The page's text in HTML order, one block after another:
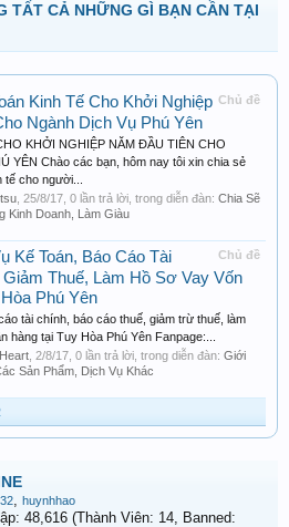
TẤT CẢ NHỮNG GÌ BẠN CẦN TẠI
Chủ đề
Kinh Tế Cho Khởi Nghiệp
Ngành Dịch Vụ Phú Yên
KHỞI NGHIỆP NĂM ĐẦU TIÊN CHO
YÊN Chào các bạn, hôm nay tôi xin chia sẻ
cho người...
25/8/17 , 0 lần trả lời, trong diễn đàn: Chia Sẽ
Kinh Doanh, Làm Giàu
Chủ đề
Kế Toán, Báo Cáo Tài
Thuế, Làm Hồ Sơ Vay Vốn
Phú Yên
tài chính, báo cáo thuế, giảm trừ thuế, làm
hàng tại Tuy Hòa Phú Yên Fanpage:...
2/8/17 , 0 lần trả lời, trong diễn đàn: Giới
Sản Phẩm, Dịch Vụ Khác
, huynhhao
48,616 (Thành Viên: 14, Banned: